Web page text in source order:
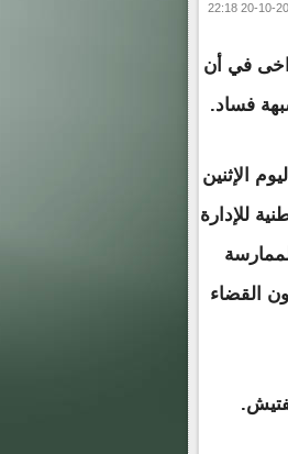
في أن
فساد.
الإثنين
للإدارة
القضاء